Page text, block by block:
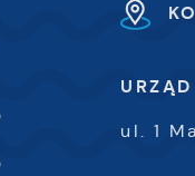
ul. 1